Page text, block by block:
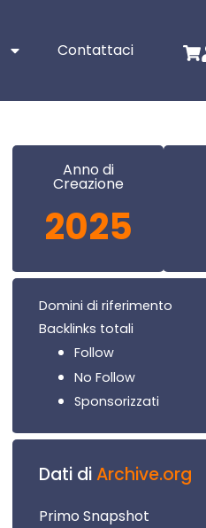
Contattaci
Anno di
Creazione
2025
Domini di riferimento
Backlinks totali
Follow
No Follow
Sponsorizzati
Dati diArchive.org
Primo Snapshot